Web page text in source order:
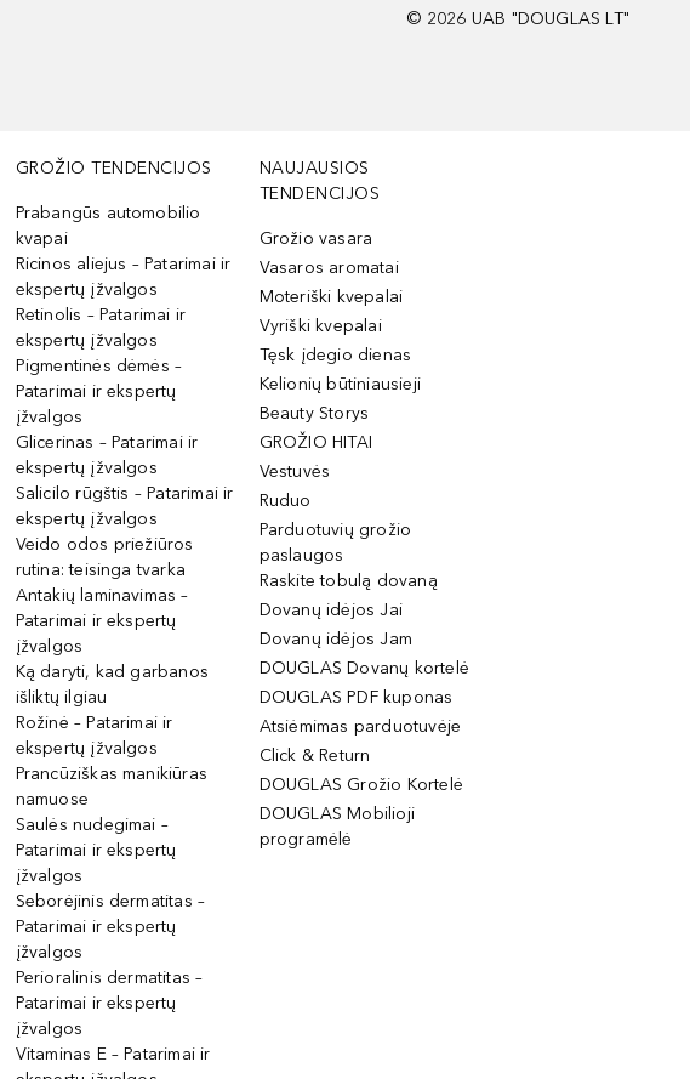
© 2026 UAB "DOUGLAS LT"
GROŽIO TENDENCIJOS
Prabangūs automobilio
kvapai
Ricinos aliejus – Patarimai ir
ekspertų įžvalgos
Retinolis – Patarimai ir
ekspertų įžvalgos
Pigmentinės dėmės –
Patarimai ir ekspertų
įžvalgos
Glicerinas – Patarimai ir
ekspertų įžvalgos
Salicilo rūgštis – Patarimai ir
ekspertų įžvalgos
Veido odos priežiūros
rutina: teisinga tvarka
Antakių laminavimas –
Patarimai ir ekspertų
įžvalgos
Ką daryti, kad garbanos
išliktų ilgiau
Rožinė – Patarimai ir
ekspertų įžvalgos
Prancūziškas manikiūras
namuose
Saulės nudegimai –
Patarimai ir ekspertų
įžvalgos
Seborėjinis dermatitas –
Patarimai ir ekspertų
įžvalgos
Perioralinis dermatitas –
Patarimai ir ekspertų
įžvalgos
Vitaminas E – Patarimai ir
NAUJAUSIOS
TENDENCIJOS
Grožio vasara
Vasaros aromatai
Moteriški kvepalai
Vyriški kvepalai
Tęsk įdegio dienas
Kelionių būtiniausieji
Beauty Storys
GROŽIO HITAI
Vestuvės
Ruduo
Parduotuvių grožio
paslaugos
Raskite tobulą dovaną
Dovanų idėjos Jai
Dovanų idėjos Jam
DOUGLAS Dovanų kortelė
DOUGLAS PDF kuponas
Atsiėmimas parduotuvėje
Click & Return
DOUGLAS Grožio Kortelė
DOUGLAS Mobilioji
programėlė